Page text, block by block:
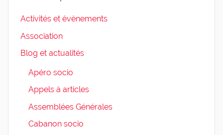
Activités et évènements
Association
Blog et actualités
Apéro socio
Appels à articles
Assemblées Générales
Cabanon socio